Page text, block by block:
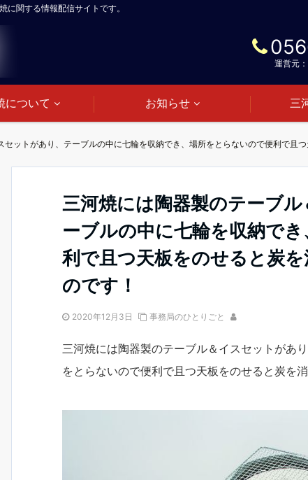
関する情報配信サイトです。
運営元
について お知らせ 三
ットがあり、テーブルの中に七輪を収納でき、場所をとらないので便利で且
三河焼には陶器製のテーブ
ーブルの中に七輪を収納で
利で且つ天板をのせると炭
のです！
2020年12月3日 事務局のひとりごと
三河焼には陶器製のテーブル＆イスセットがあ
をとらないので便利で且つ天板をのせると炭を